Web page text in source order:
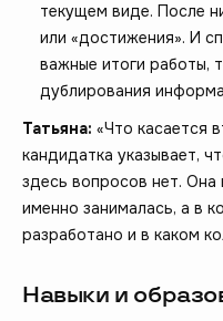
текущем виде. После
или «достижения». И
важные итоги работы,
дублирования
Татьяна: «Что касается
кандидатка указывает,
здесь вопросов нет. Она
именно занималась, а в
разработано и в каком
Навыки и